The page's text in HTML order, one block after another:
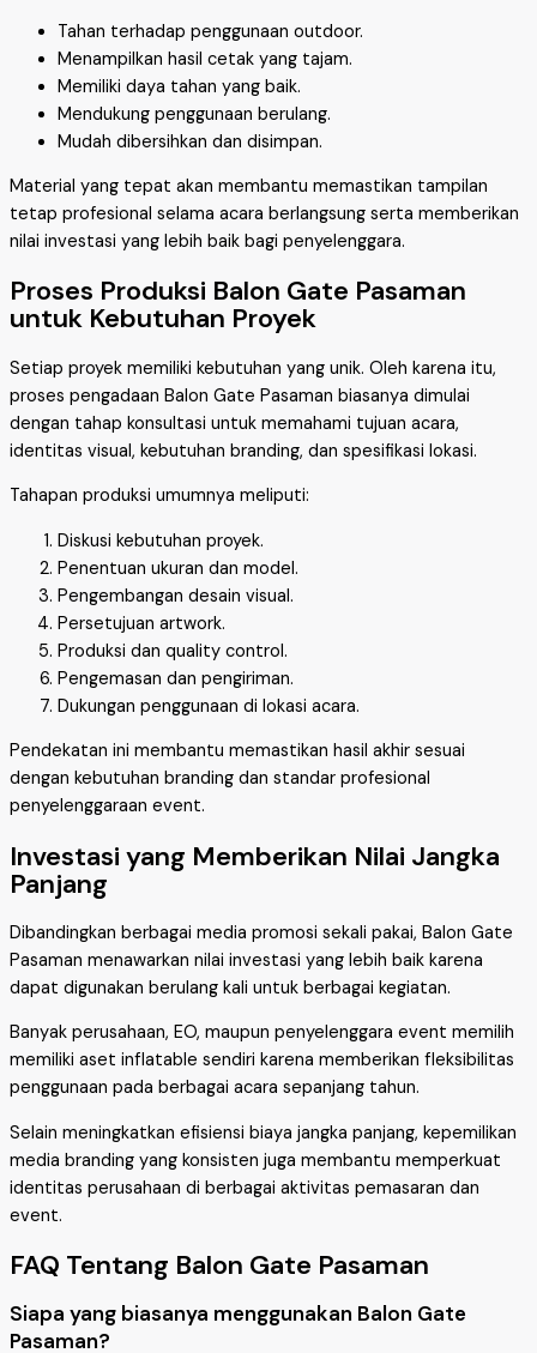
Tahan terhadap penggunaan outdoor.
Menampilkan hasil cetak yang tajam.
Memiliki daya tahan yang baik.
Mendukung penggunaan berulang.
Mudah dibersihkan dan disimpan.
Material yang tepat akan membantu memastikan tampilan
tetap profesional selama acara berlangsung serta memberikan
nilai investasi yang lebih baik bagi penyelenggara.
Proses Produksi Balon Gate Pasaman
untuk Kebutuhan Proyek
Setiap proyek memiliki kebutuhan yang unik. Oleh karena itu,
proses pengadaan Balon Gate Pasaman biasanya dimulai
dengan tahap konsultasi untuk memahami tujuan acara,
identitas visual, kebutuhan branding, dan spesifikasi lokasi.
Tahapan produksi umumnya meliputi:
Diskusi kebutuhan proyek.
Penentuan ukuran dan model.
Pengembangan desain visual.
Persetujuan artwork.
Produksi dan quality control.
Pengemasan dan pengiriman.
Dukungan penggunaan di lokasi acara.
Pendekatan ini membantu memastikan hasil akhir sesuai
dengan kebutuhan branding dan standar profesional
penyelenggaraan event.
Investasi yang Memberikan Nilai Jangka
Panjang
Dibandingkan berbagai media promosi sekali pakai, Balon Gate
Pasaman menawarkan nilai investasi yang lebih baik karena
dapat digunakan berulang kali untuk berbagai kegiatan.
Banyak perusahaan, EO, maupun penyelenggara event memilih
memiliki aset inflatable sendiri karena memberikan fleksibilitas
penggunaan pada berbagai acara sepanjang tahun.
Selain meningkatkan efisiensi biaya jangka panjang, kepemilikan
media branding yang konsisten juga membantu memperkuat
identitas perusahaan di berbagai aktivitas pemasaran dan
event.
FAQ Tentang Balon Gate Pasaman
Siapa yang biasanya menggunakan Balon Gate
Pasaman?